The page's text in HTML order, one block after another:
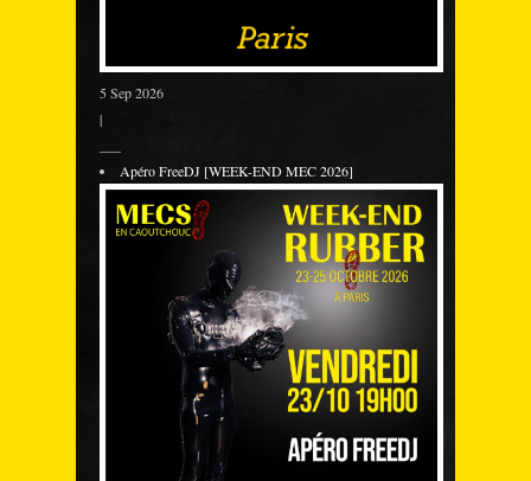
5 Sep 2026
|
Apéro FreeDJ [WEEK-END MEC 2026]